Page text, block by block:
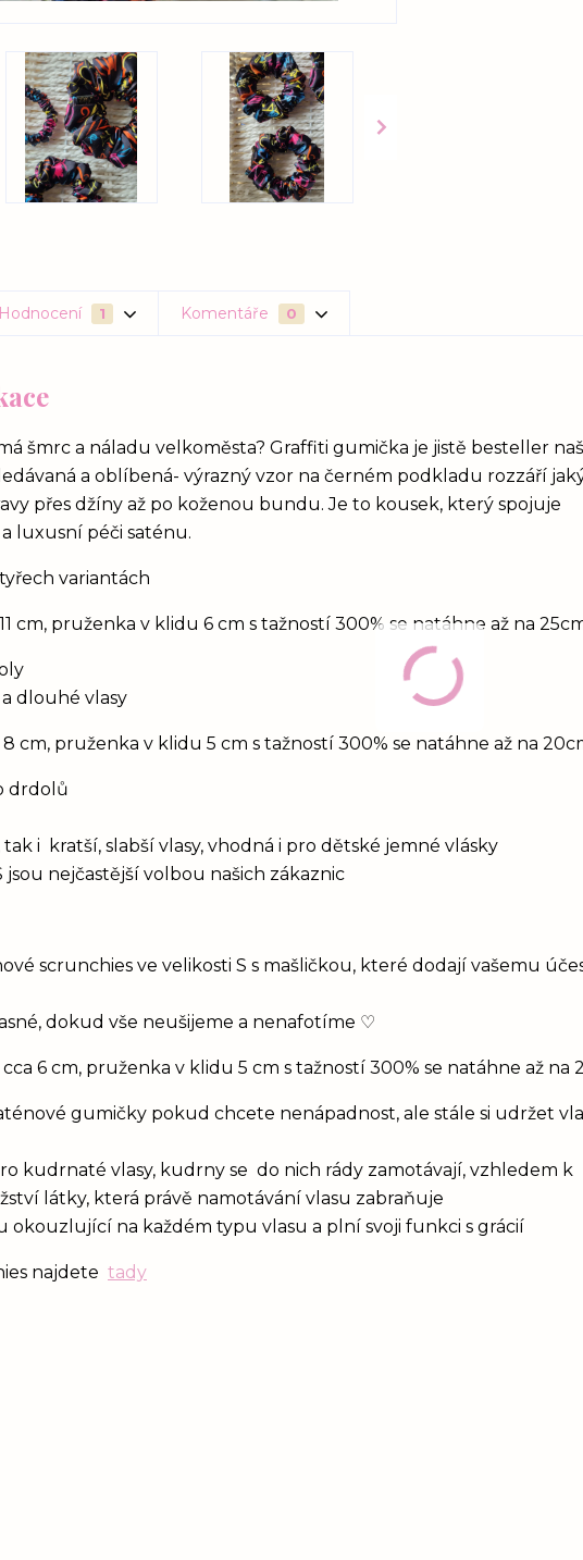
Hodnocení 1 Komentáře 0
šmrc a náladu velkoměsta? Graffiti gumička je jistě besteller
a oblíbená- výrazný vzor na černém podkladu rozzáří
přes džíny až po koženou bundu. Je to kousek, který spojuje
luxusní péči saténu.
variantách
cm, pruženka v klidu 6 cm s tažností 300% se natáhne až na
dlouhé vlasy
cm, pruženka v klidu 5 cm s tažností 300% se natáhne až na
drdolů
i kratší, slabší vlasy, vhodná i pro dětské jemné vlásky
jsou nejčastější volbou našich zákaznic
scrunchies ve velikosti S s mašličkou, které dodají vašemu
dokud vše neušijeme a nenafotíme ♡
6 cm, pruženka v klidu 5 cm s tažností 300% se natáhne až na
gumičky pokud chcete nenápadnost, ale stále si udržet
kudrnaté vlasy, kudrny se do nich rády zamotávají, vzhledem k
látky, která právě namotávání vlasu zabraňuje
okouzlující na každém typu vlasu a plní svoji funkci s grácií
najdete tady